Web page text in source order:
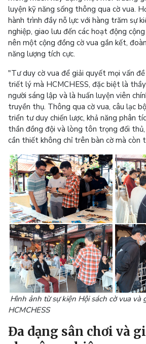
luyện kỹ năng sống thông qua cờ vua.
hành trình đầy nỗ lực với hàng trăm sự
nghiệp, giao lưu đến các hoạt động
nên một cộng đồng cờ vua gắn kết,
năng lượng tích cực.
"Tư duy cờ vua để giải quyết mọi vấn
triết lý mà HCMCHESS, đặc biệt là
người sáng lập và là huấn luyện viên
truyền thụ. Thông qua cờ vua, câu lạc
triển tư duy chiến lược, khả năng phân
thần đồng đội và lòng tôn trọng đối
cần thiết không chỉ trên bàn cờ mà còn
Hình ảnh từ sự kiện Hội sách cờ vua và
HCMCHESS
Đa dạng sân chơi và